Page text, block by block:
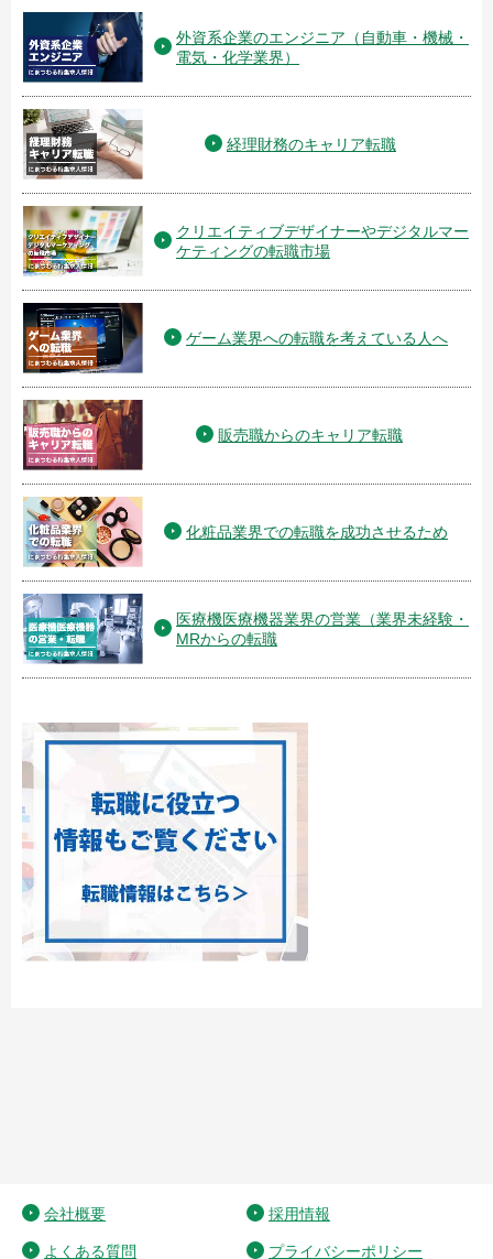
外資系企業のエンジニア（自動車・機械・
電気・化学業界）
経理財務のキャリア転職
クリエイティブデザイナーやデジタルマー
ケティングの転職市場
ゲーム業界への転職を考えている人へ
販売職からのキャリア転職
化粧品業界での転職を成功させるため
医療機医療機器業界の営業（業界未経験・
MRからの転職
会社概要 採用情報
よくある質問 プライバシーポリシー